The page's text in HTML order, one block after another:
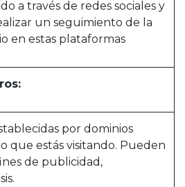
a través de redes sociales y
un seguimiento de la
en estas plataformas
por dominios
que estás visitando. Pueden
de publicidad,